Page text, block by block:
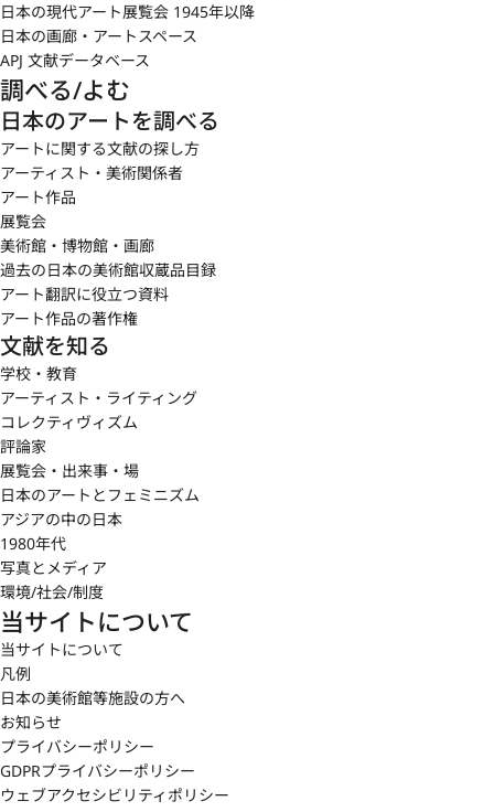
日本の現代アート展覧会 1945年以降
日本の画廊・アートスペース
APJ 文献データベース
調べる/よむ
日本のアートを調べる
アートに関する文献の探し方
アーティスト・美術関係者
アート作品
展覧会
美術館・博物館・画廊
過去の日本の美術館収蔵品目録
アート翻訳に役立つ資料
アート作品の著作権
文献を知る
学校・教育
アーティスト・ライティング
コレクティヴィズム
評論家
展覧会・出来事・場
日本のアートとフェミニズム
アジアの中の日本
1980年代
写真とメディア
環境/社会/制度
当サイトについて
当サイトについて
凡例
日本の美術館等施設の方へ
お知らせ
プライバシーポリシー
GDPRプライバシーポリシー
ウェブアクセシビリティポリシー